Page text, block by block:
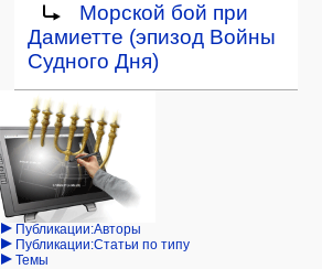
Перейти
навигации
Перейти
поиску
Перенаправление на:
Морской бой при
Дамиетте (эпизод Войны
Судного Дня)
Навигация
персональные инструменты
войти
запрос
учётной
записи
категории
Израиль:Страна и
государство
Иудаизм
Народ
Проекты
Проекты/Участники/
дополнения
Публикации:Авторы
Публикации:Статьи по типу
Темы